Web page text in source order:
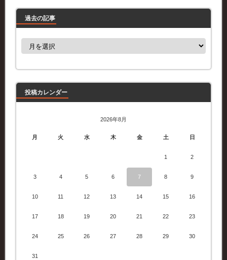
過去の記事
過
事
投稿カレンダー
2026年8月
月 火 水 木 金 土 日
1 2
3 4 5 6 7 8 9
10 11 12 13 14 15 16
17 18 19 20 21 22 23
24 25 26 27 28 29 30
31